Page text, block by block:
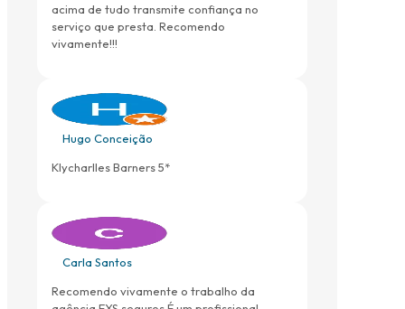
acima de tudo transmite confiança no
serviço que presta. Recomendo
vivamente!!!
Hugo Conceição
Klycharlles Barners 5*
Carla Santos
Recomendo vivamente o trabalho da